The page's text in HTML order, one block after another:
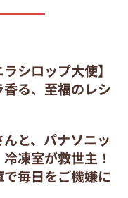
ラシロップ大使】
る、至福のレシ
と、パナソニッ
凍室が救世主！
毎日をご機嫌に